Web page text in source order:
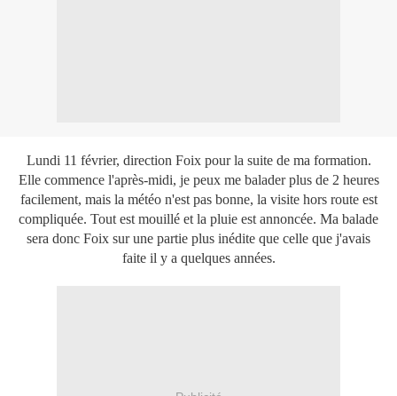
Lundi 11 février, direction Foix pour la suite de ma formation.
Elle commence l'après-midi, je peux me balader plus de 2 heures
facilement, mais la météo n'est pas bonne, la visite hors route est
compliquée. Tout est mouillé et la pluie est annoncée. Ma balade
sera donc Foix sur une partie plus inédite que celle que j'avais
faite il y a quelques années.